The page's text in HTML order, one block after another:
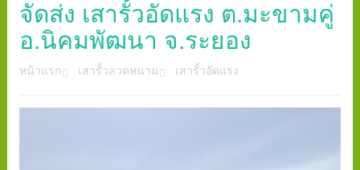
จัดส่ง เสารั้วอัดแรง ต.มะขามคู่
อ.นิคมพัฒนา จ.ระยอง
หน้าแรก เสารั้วลวดหนาม เสารั้วอัดแรง